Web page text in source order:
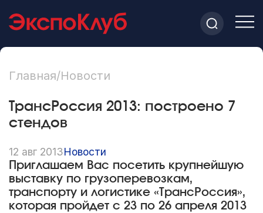
Главная/Новости
ТрансРоссия 2013: построено 7
стендов
12 авг 2013Новости
Приглашаем Вас посетить крупнейшую
выставку по грузоперевозкам,
транспорту и логистике «ТрансРоссия»,
которая пройдет с 23 по 26 апреля 2013